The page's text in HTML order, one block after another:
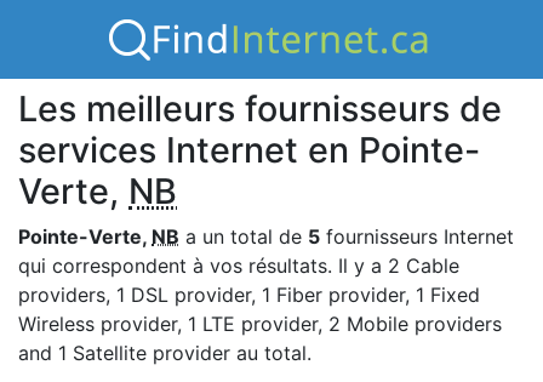
Les meilleurs fournisseurs de
services Internet en Pointe-
Verte, NB
Pointe-Verte, NB a un total de 5 fournisseurs Internet
qui correspondent à vos résultats. Il y a 2 Cable
providers, 1 DSL provider, 1 Fiber provider, 1 Fixed
Wireless provider, 1 LTE provider, 2 Mobile providers
and 1 Satellite provider au total.